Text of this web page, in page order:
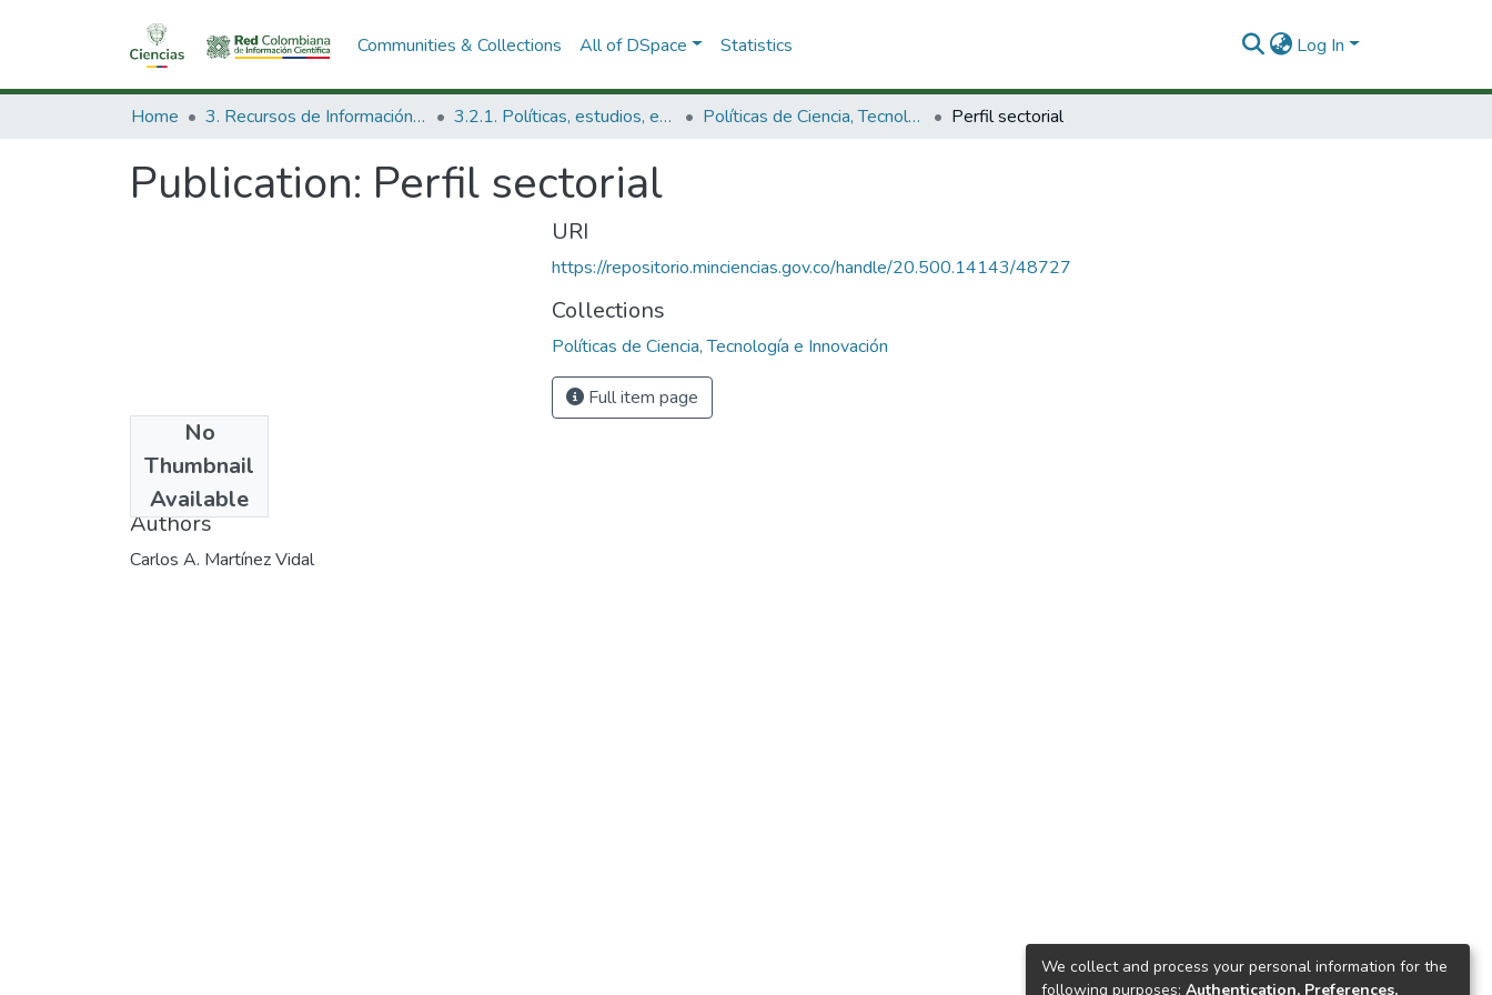
Communities & Collections All of DSpace Statistics Log In
Home 3. Recursos de Información Científica y Tecnológica 3.2.1. Políticas, estudios, evaluaciones e indicadores de CTeI Políticas de Ciencia, Tecnología e Innovación Perfil sectorial
Publication: Perfil sectorial
No
Thumbnail
Available
1973
Authors
Carlos A. Martínez Vidal
URI
https://repositorio.minciencias.gov.co/handle/20.500.14143/48727
Collections
Políticas de Ciencia, Tecnología e Innovación
Full item page
We collect and process your personal information for the
following purposes: Authentication, Preferences,